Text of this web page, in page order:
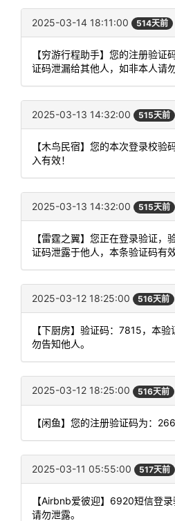
2025-03-14 18:11:00 514天前
【穷游行程助手】您的注册验证
证码泄漏给其他人，如非本人请勿
2025-03-13 14:32:00 515天前
【木鸟民宿】您的本次登录校
入有效！
2025-03-13 14:32:00 515天前
【雷霆之翼】您正在登录验证
证码泄露于他人，本条验证码有
2025-03-12 18:25:00 516天前
【下厨房】验证码：7815，本
勿告知他人。
2025-03-12 18:25:00 516天前
【闲鱼】您的注册验证码为：
2025-03-11 05:55:00 517天前
【Airbnb爱彼迎】6920短信登录
请勿泄露。